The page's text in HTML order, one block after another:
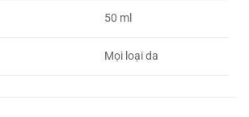
50 ml
Mọi loại da